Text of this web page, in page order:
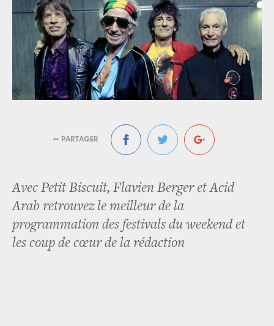
— PARTAGER
Avec Petit Biscuit, Flavien Berger et Acid
Arab retrouvez le meilleur de la
programmation des festivals du weekend et
les coup de cœur de la rédaction